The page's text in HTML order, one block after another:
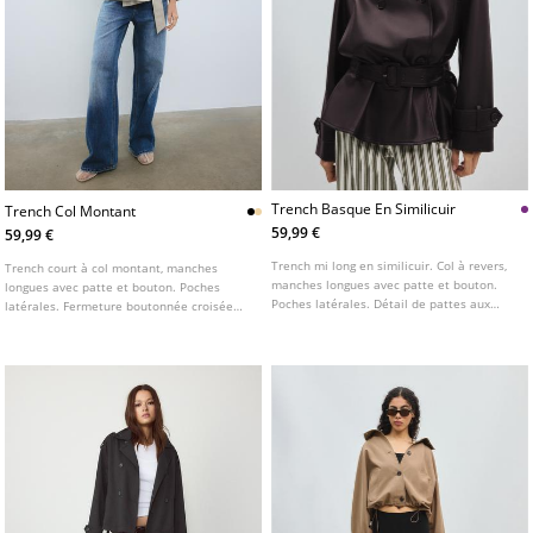
Trench Col Montant
59,99 €
Trench court à col montant, manches
longues avec patte et bouton. Poches
latérales. Fermeture boutonnée croisée
Trench Basque En Similicuir
59,99 €
Trench mi long en similicuir. Col à revers,
manches longues avec patte et bouton.
Poches latérales. Détail de pattes aux